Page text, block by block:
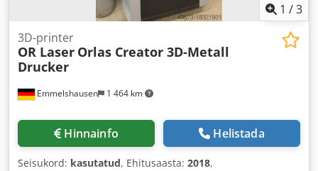
1 /3
Emmelshausen 1 464 km
3D-printer
OR Laser Orlas Creator 3D-Metall
Drucker
Hinnainfo Helistada
Seisukord: kasutatud, Ehitusaasta: 2018,